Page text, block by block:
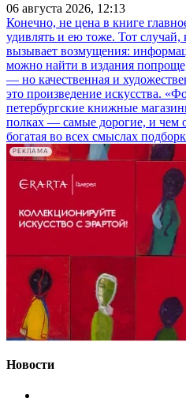
06 августа 2026, 12:13
Конечно, не цена в книге
удивлять и ею тоже. Тот случай,
вызывает возмущения:
можно найти в издания
— но качественная и
это произведение искусства.
петербургские книжные
полках — самые дорогие, и чем
богатая во всех смыслах
РЕКЛАМА
Новости